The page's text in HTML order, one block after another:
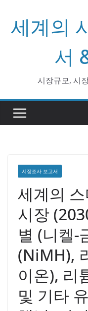
기
세계의
서
시장규모, 시
시장조사 보고서
세계의
시장
별 (니켈-
(NiMH),
이온), 리
및 기타